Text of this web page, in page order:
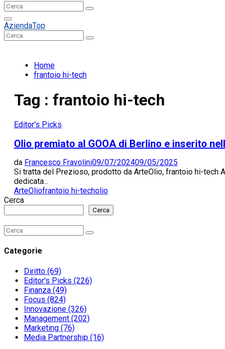
Search
for:
Search
Primary
Menu
AziendaTop
Search
for:
Search
Home
frantoio hi-tech
Tag : frantoio hi-tech
Editor's Picks
Olio premiato al GOOA di Berlino e inserito
da Francesco Fravolini09/07/202409/05/2025
Si tratta del Prezioso, prodotto da ArteOlio, frantoio hi-tech
dedicata...
ArteOliofrantoio hi-techolio
Cerca
Cerca
Search
for:
Search
Categorie
Diritto (69)
Editor's Picks (226)
Finanza (49)
Focus (824)
Innovazione (326)
Management (202)
Marketing (76)
Media Partnership (16)